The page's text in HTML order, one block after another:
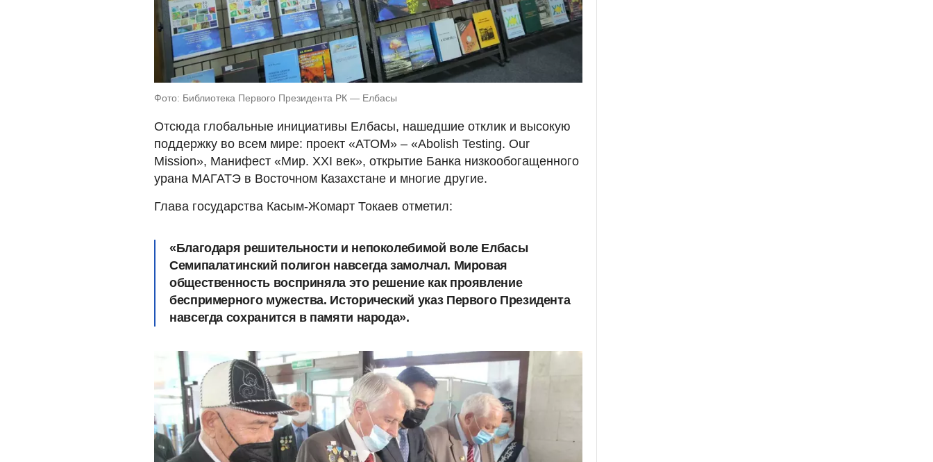
Фото: Библиотека Первого Президента РК — Елбасы
Отсюда глобальные инициативы Елбасы, нашедшие отклик и высокую
поддержку во всем мире: проект «АТОМ» – «Abolish Testing. Our
Mission», Манифест «Мир. XXI век», открытие Банка низкообогащенного
урана МАГАТЭ в Восточном Казахстане и многие другие.
Глава государства Касым-Жомарт Токаев отметил:
«Благодаря решительности и непоколебимой воле Елбасы
Семипалатинский полигон навсегда замолчал. Мировая
общественность восприняла это решение как проявление
беспримерного мужества. Исторический указ Первого Президента
навсегда сохранится в памяти народа».